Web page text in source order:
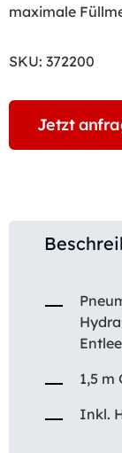
maximale
SKU: 372200
Jetzt
1,5 m
Inkl.